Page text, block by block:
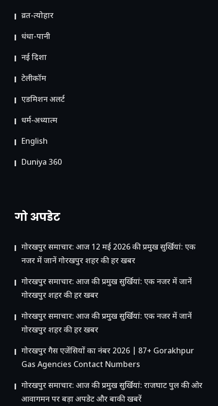
व्रत-त्योहार
धंधा-पानी
नई दिशा
टेलीकॉम
ए​डमिशन अलर्ट
धर्म-अध्यात्म
English
Duniya 360
गो अपडेट
गोरखपुर समाचार: आज 12 मई 2026 की प्रमुख सुर्खियां: एक
नजर में जानें गोरखपुर शहर की हर खबर
गोरखपुर समाचार: आज की प्रमुख सुर्खियां: एक नजर में जानें
गोरखपुर शहर की हर खबर
गोरखपुर समाचार: आज की प्रमुख सुर्खियां: एक नजर में जानें
गोरखपुर शहर की हर खबर
गोरखपुर गैस एजेंसियों का नंबर 2026 | 87+ Gorakhpur
Gas Agencies Contact Numbers
गोरखपुर समाचार: आज की प्रमुख सुर्खियां: राजघाट पुल की ओर
आवागमन पर बड़ा अपडेट और बाकी खबरें